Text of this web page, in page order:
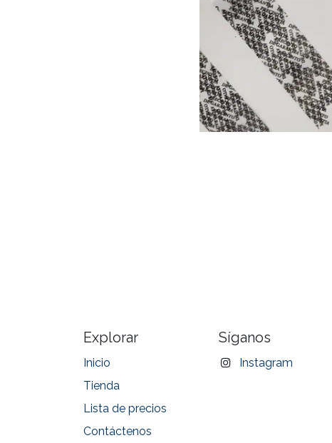
Explorar
Inicio
Tienda
Lista de precios
Contáctenos
Síganos
Instagram